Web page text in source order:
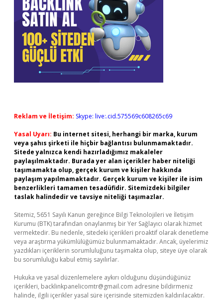
Reklam ve İletişim: Skype: live:.cid.575569c608265c69
Yasal Uyarı: Bu internet sitesi, herhangi bir marka, kurum
veya şahıs şirketi ile hiçbir bağlantısı bulunmamaktadır.
Sitede yalnızca kendi hazırladığımız makaleler
paylaşılmaktadır. Burada yer alan içerikler haber niteliği
taşımamakta olup, gerçek kurum ve kişiler hakkında
paylaşım yapılmamaktadır. Gerçek kurum ve kişiler ile isim
benzerlikleri tamamen tesadüfidir. Sitemizdeki bilgiler
taslak halindedir ve tavsiye niteliği taşımazlar.
Sitemiz, 5651 Sayılı Kanun gereğince Bilgi Teknolojileri ve İletişim
Kurumu (BTK) tarafından onaylanmış bir Yer Sağlayıcı olarak hizmet
vermektedir. Bu nedenle, sitedeki içerikleri proaktif olarak denetleme
veya araştırma yükümlülüğümüz bulunmamaktadır. Ancak, üyelerimiz
yazdıkları içeriklerin sorumluluğunu taşımakta olup, siteye üye olarak
bu sorumluluğu kabul etmiş sayılırlar.
Hukuka ve yasal düzenlemelere aykırı olduğunu düşündüğünüz
içerikleri, backlinkpanelicomtr@gmail.com adresine bildirmeniz
halinde, ilgili içerikler yasal süre içerisinde sitemizden kaldırılacaktır.